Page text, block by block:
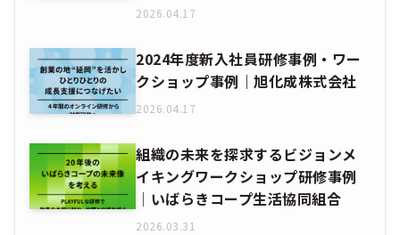
2026.04.17
2024年度新入社員研修事例・ワー
クショップ事例｜旭化成株式会社
2026.04.17
組織の未来を探求するビジョンメ
イキングワークショップ研修事例
│いばらきコープ生活協同組合
2026.03.31